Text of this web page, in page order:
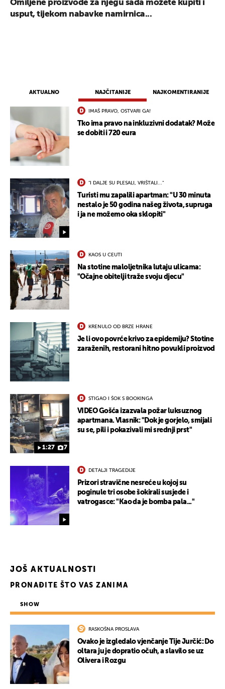
AKTUALNO NAJČITANIJE NAJKOMENTIRANIJE
IMAŠ PRAVO, OSTVARI GA!
Tko ima pravo na inkluzivni dodatak? Može
se dobiti i 720 eura
"I DALJE SU PLESALI, VRIŠTALI..."
Turisti mu zapalili apartman: "U 30 minuta
nestalo je 50 godina našeg života, supruga
i ja ne možemo oka sklopiti"
KAOS U CEUTI
Na stotine maloljetnika lutaju ulicama:
"Očajne obitelji traže svoju djecu"
KRENULO OD BRZE HRANE
Je li ovo povrće krivo za epidemiju? Stotine
zaraženih, restorani hitno povukli proizvod
1:27 7
STIGAO I ŠOK S BOOKINGA
VIDEO Gošća izazvala požar luksuznog
apartmana. Vlasnik: "Dok je gorjelo, smijali
su se, pili i pokazivali mi srednji prst"
DETALJI TRAGEDIJE
Prizori stravične nesreće u kojoj su
poginule tri osobe šokirali susjede i
vatrogasce: "Kao da je bomba pala..."
JOŠ AKTUALNOSTI
Omiljene proizvode za njegu sada možete kupiti i
usput, tijekom nabavke namirnica...
PRONAĐITE ŠTO VAS ZANIMA
SHOW
RASKOŠNA PROSLAVA
Ovako je izgledalo vjenčanje Tije Jurčić: Do
oltara ju je dopratio očuh, a slavilo se uz
Olivera i Rozgu
UKLJUČITE NOTIFIKACIJE